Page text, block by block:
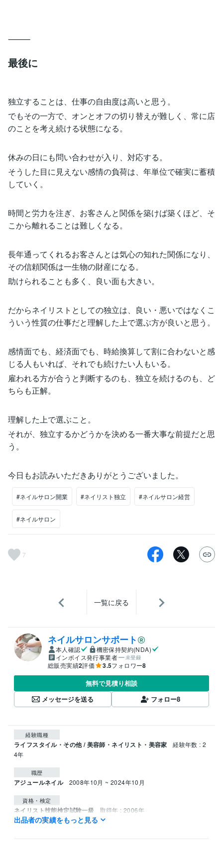
⸻
最後に
独立することは、仕事の自由度は高いと思う。
でもその一方で、オンとオフの切り替えが難しく、常に店
のことを考え続ける状態になる。
休みの日にも問い合わせが入り、対応する。
そうした目に見えない感情の負荷は、年単位で確実に蓄積
していく。
時間と労力を注ぎ、お客さんと関係を築けば築くほど、そ
こから離れることは難しくなる。
長年通ってくれるお客さんとは気心の知れた関係になり、
その信頼関係は一生物の財産になる。
助けられることも多く、良い面も大きい。
だからネイリストとしての独立は、良い・悪いではなくこ
ういう性質の仕事だと理解した上で選ぶ方が良いと思う。
感情面でも、経済面でも、時給換算して割に合わないと感
じる人もいれば、それでも続けたい人もいる。
雇われる方が合うと判断するのも、独立を続けるのも、ど
ちらも正解。
理解した上で選ぶこと。
それが、独立するかどうかを決める一番大事な前提だと思
う。
今日もお読みいただきありがとうございました。
#ネイルサロン開業 #ネイリスト独立 #ネイルサロン経営
#ネイルサロン
7
一覧に戻る
ネイルサロンサポート
本人確認
機密保持契約(NDA)
インボイス発行事業者
未登録
総販売実績2評価 3.5フォロワー8
無料で見積り相談
メッセージを送る
フォロー8
経験職種
ライフスタイル・その他 / 美容師・ネイリスト・美容家
経験年数 : 2
4年
職歴
アジュールネイル 2008年10月 ~ 2024年10月
資格・検定
ネイリスト技能検定試験一級 取得年 : 2006年
ネイリスト協会認定講師 取得年 : 2013年
出品者の実績をもっと見る